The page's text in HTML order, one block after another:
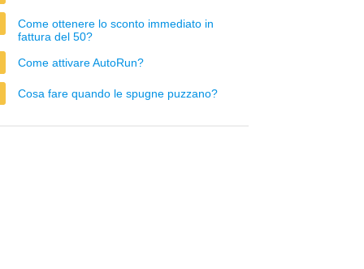
Come ottenere lo sconto immediato in
fattura del 50?
Come attivare AutoRun?
Cosa fare quando le spugne puzzano?